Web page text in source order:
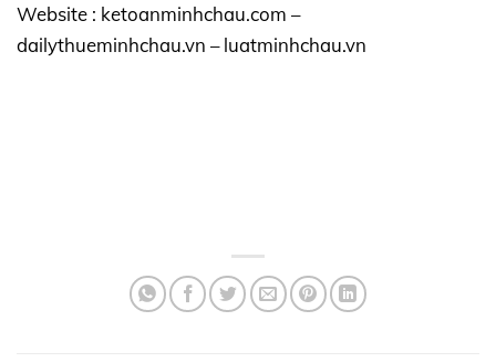
Website : ketoanminhchau.com –
dailythueminhchau.vn – luatminhchau.vn